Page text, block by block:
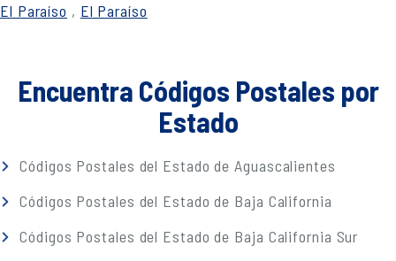
El Paraíso , El Paraíso
Encuentra Códigos Postales por
Estado
Códigos Postales del Estado de Aguascalientes
Códigos Postales del Estado de Baja California
Códigos Postales del Estado de Baja California Sur